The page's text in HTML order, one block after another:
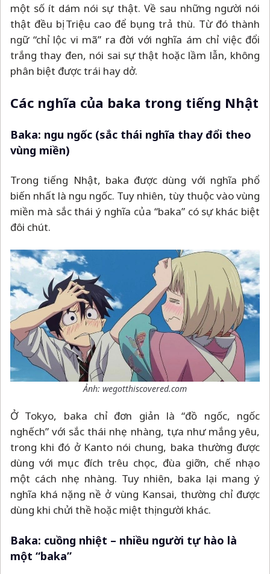
một số ít dám nói sự thật. Về sau những người nói
thật đều bị Triệu cao để bụng trả thù. Từ đó thành
ngữ “chỉ lộc vi mã” ra đời với nghĩa ám chỉ việc đổi
trắng thay đen, nói sai sự thật hoặc lầm lẫn, không
phân biệt được trái hay dở.
Các nghĩa của baka trong tiếng Nhật
Baka: ngu ngốc (sắc thái nghĩa thay đổi theo
vùng miền)
Trong tiếng Nhật, baka được dùng với nghĩa phổ
biến nhất là ngu ngốc. Tuy nhiên, tùy thuộc vào vùng
miền mà sắc thái ý nghĩa của “baka” có sự khác biệt
đôi chút.
Ảnh: wegotthiscovered.com
Ở Tokyo, baka chỉ đơn giản là “đồ ngốc, ngốc
nghếch” với sắc thái nhẹ nhàng, tựa như mắng yêu,
trong khi đó ở Kanto nói chung, baka thường được
dùng với mục đích trêu chọc, đùa giỡn, chế nhạo
một cách nhẹ nhàng. Tuy nhiên, baka lại mang ý
nghĩa khá nặng nề ở vùng Kansai, thường chỉ được
dùng khi chửi thề hoặc miệt thị người khác.
Baka: cuồng nhiệt – nhiều người tự hào là
một “baka”